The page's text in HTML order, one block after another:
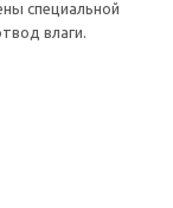
специальной
влаги.